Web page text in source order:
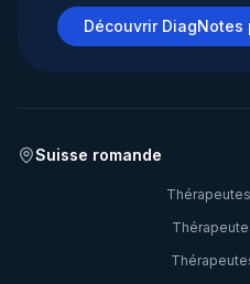
Découvrir
Suisse romande